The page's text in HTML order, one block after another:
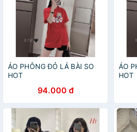
ÁO PHÔNG ĐỎ LÁ BÀI SO
HOT
94.000 đ
ÁO
HOT